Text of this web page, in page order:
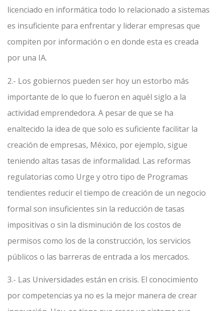
licenciado en informática todo lo relacionado a sistemas
es insuficiente para enfrentar y liderar empresas que
compiten por información o en donde esta es creada
por una IA.
2.- Los gobiernos pueden ser hoy un estorbo más
importante de lo que lo fueron en aquél siglo a la
actividad emprendedora. A pesar de que se ha
enaltecido la idea de que solo es suficiente facilitar la
creación de empresas, México, por ejemplo, sigue
teniendo altas tasas de informalidad. Las reformas
regulatorias como Urge y otro tipo de Programas
tendientes reducir el tiempo de creación de un negocio
formal son insuficientes sin la reducción de tasas
impositivas o sin la disminución de los costos de
permisos como los de la construcción, los servicios
públicos o las barreras de entrada a los mercados.
3.- Las Universidades están en crisis. El conocimiento
por competencias ya no es la mejor manera de crear